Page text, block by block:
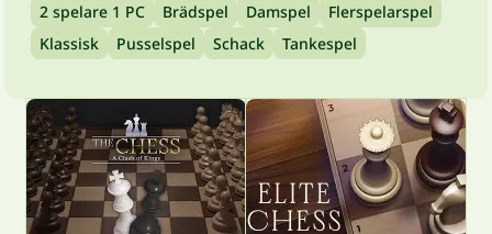
2 spelare 1 PC Brädspel Damspel
Flerspelarspel
Klassisk
Pusselspel Schack Tankespel